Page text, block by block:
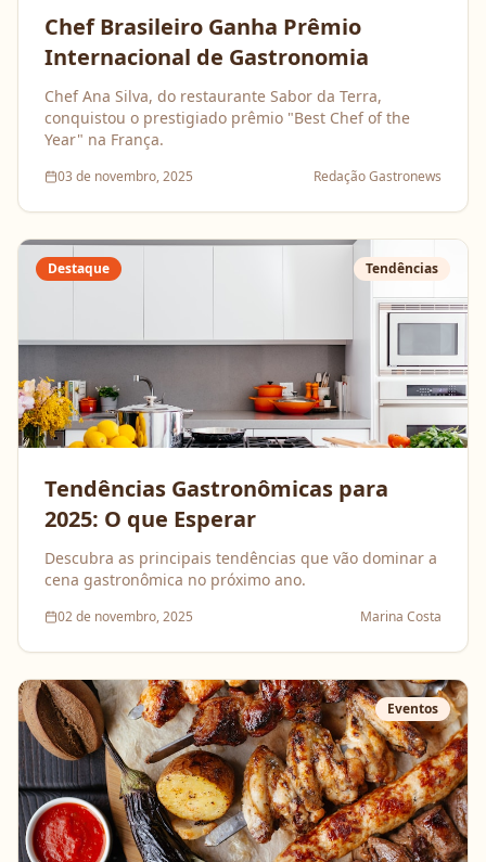
Chef Brasileiro Ganha Prêmio
Internacional de Gastronomia
Chef Ana Silva, do restaurante Sabor da Terra,
conquistou o prestigiado prêmio "Best Chef of the
Year" na França.
03 de novembro, 2025 Redação Gastronews
Destaque Tendências
Tendências Gastronômicas para
2025: O que Esperar
Descubra as principais tendências que vão dominar a
cena gastronômica no próximo ano.
02 de novembro, 2025 Marina Costa
Eventos